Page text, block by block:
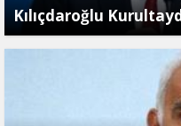
Kılıçdaroğlu